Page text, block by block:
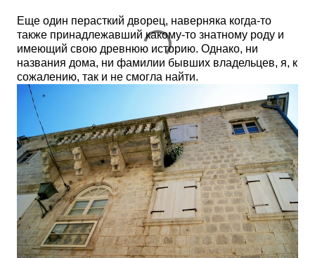
Еще один перасткий дворец, наверняка когда-то
также принадлежавший какому-то знатному роду и
имеющий свою древнюю историю. Однако, ни
названия дома, ни фамилии бывших владельцев, я, к
сожалению, так и не смогла найти.